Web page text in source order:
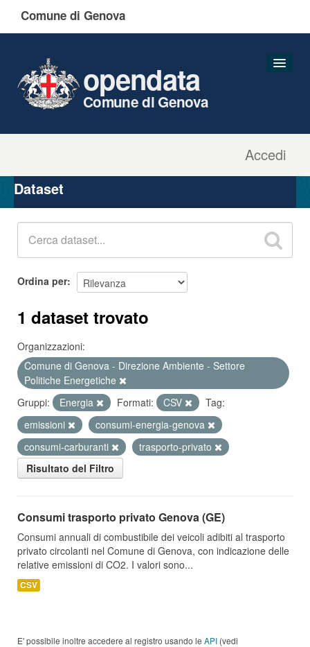
Comune di Genova
Accedi
opendata
Comune di Genova
Organizzazioni
Gruppi
Dataset
Ordina per
1 dataset trovato
Organizzazioni:
Comune di Genova - Direzione Ambiente - Settore
Politiche Energetiche
Gruppi:
Energia Formati: CSV
Tag:
emissioni
consumi-energia-genova
consumi-carburanti
trasporto-privato
Risultato del Filtro
Consumi trasporto privato Genova (GE)
Consumi annuali di combustibile dei veicoli adibiti al trasporto
privato circolanti nel Comune di Genova, con indicazione delle
relative emissioni di CO2. I valori sono...
CSV
E' possibile inoltre accedere al registro usando le API (vedi